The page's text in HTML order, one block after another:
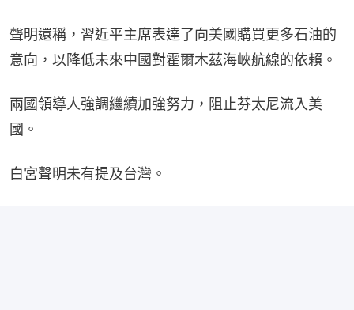
聲明還稱，習近平主席表達了向美國購買更多石油的
意向，以降低未來中國對霍爾木茲海峽航線的依賴。
兩國領導人強調繼續加強努力，阻止芬太尼流入美
國。
白宮聲明未有提及台灣。